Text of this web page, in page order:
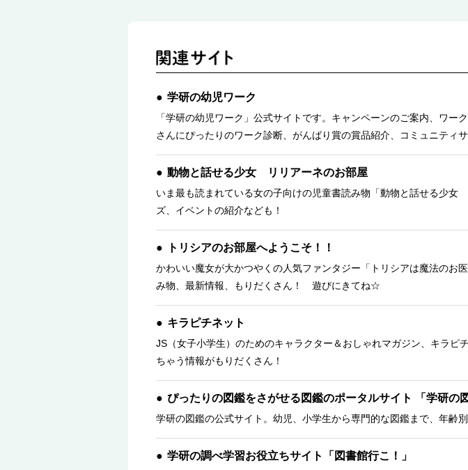
学研の幼児ワーク
「学研の幼児ワーク」公式サイトです。キャンペーンのご案内、ワ
さんにぴったりのワーク診断、がんばり賞の賞品紹介、コミュニティ
動物と話せる少女 リリアーネのお部屋
いま最も読まれている女の子向けの児童書読み物「動物と話せる少
ズ、イベントの紹介なども！
トリシアのお部屋へようこそ！！
かわいい魔女が大かつやくの人気ファンタジー「トリシアは魔法の
み物、最新情報、もりだくさん！ 遊びにきてね☆
キラピチネット
JS（女子小学生）のためのキャラクター＆おしゃれマガジン、キラ
ちゃう情報がもりだくさん！
ぴったりの図鑑をさがせる図鑑のポータルサイト 「学研の
学研の図鑑の公式サイト。幼児、小学生から専門的な図鑑まで、年齢
学研の調べ学習お役立ちサイト「図書館行こ！」